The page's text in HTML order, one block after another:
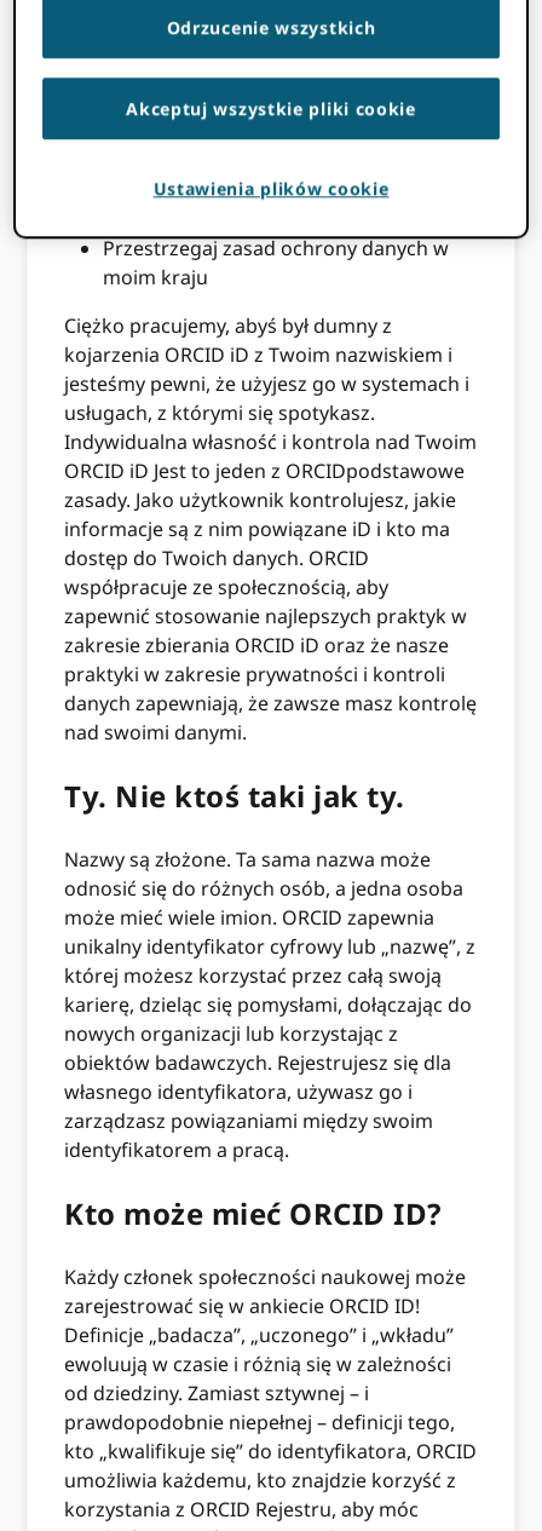
powiązane z moim identyfikatorem
Jasno i konsekwentnie określaj, w jaki
sposób kontroluję dostęp do moich
informacji
jakich informacji i zmieniać te
uprawnienia w dowolnym momencie
Przestrzegaj zasad ochrony danych w
moim kraju
Ciężko pracujemy, abyś był dumny z
kojarzenia ORCID iD z Twoim nazwiskiem i
jesteśmy pewni, że użyjesz go w systemach i
usługach, z którymi się spotykasz.
Indywidualna własność i kontrola nad Twoim
ORCID iD Jest to jeden z ORCIDpodstawowe
zasady. Jako użytkownik kontrolujesz, jakie
informacje są z nim powiązane iD i kto ma
dostęp do Twoich danych. ORCID
współpracuje ze społecznością, aby
zapewnić stosowanie najlepszych praktyk w
zakresie zbierania ORCID iD oraz że nasze
praktyki w zakresie prywatności i kontroli
danych zapewniają, że zawsze masz kontrolę
nad swoimi danymi.
Ty. Nie ktoś taki jak ty.
Nazwy są złożone. Ta sama nazwa może
odnosić się do różnych osób, a jedna osoba
może mieć wiele imion. ORCID zapewnia
unikalny identyfikator cyfrowy lub „nazwę”, z
której możesz korzystać przez całą swoją
karierę, dzieląc się pomysłami, dołączając do
nowych organizacji lub korzystając z
obiektów badawczych. Rejestrujesz się dla
własnego identyfikatora, używasz go i
zarządzasz powiązaniami między swoim
identyfikatorem a pracą.
Kto może mieć ORCID ID?
Każdy członek społeczności naukowej może
zarejestrować się w ankiecie ORCID ID!
Definicje „badacza”, „uczonego” i „wkładu”
ewoluują w czasie i różnią się w zależności
od dziedziny. Zamiast sztywnej – i
prawdopodobnie niepełnej – definicji tego,
kto „kwalifikuje się” do identyfikatora, ORCID
umożliwia każdemu, kto znajdzie korzyść z
korzystania z ORCID Rejestru, aby móc
Odrzucenie wszystkich
Akceptuj wszystkie pliki cookie
Ustawienia plików cookie